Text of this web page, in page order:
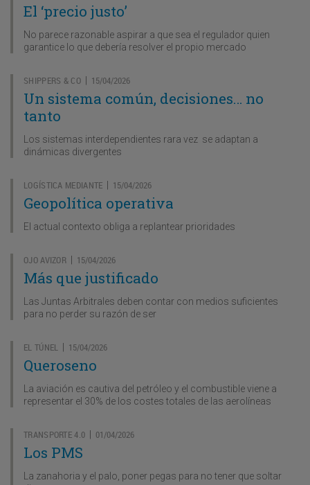
El ‘precio justo’
No parece razonable aspirar a que sea el regulador quien
garantice lo que debería resolver el propio mercado
SHIPPERS & CO| 15/04/2026
Un sistema común, decisiones… no
tanto
Los sistemas interdependientes rara vez se adaptan a
dinámicas divergentes
LOGÍSTICA MEDIANTE | 15/04/2026
Geopolítica operativa
El actual contexto obliga a replantear prioridades
OJO AVIZOR | 15/04/2026
Más que justificado
Las Juntas Arbitrales deben contar con medios suficientes
para no perder su razón de ser
EL TÚNEL | 15/04/2026
Queroseno
La aviación es cautiva del petróleo y el combustible viene a
representar el 30% de los costes totales de las aerolíneas
TRANSPORTE 4.0 | 01/04/2026
Los PMS
La zanahoria y el palo, poner pegas para no tener que soltar